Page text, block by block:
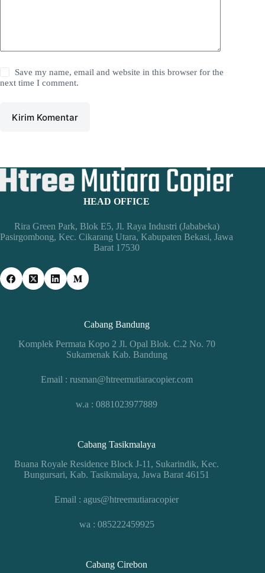
Save my name, email and website in this browser for the
next time I comment.
Kirim Komentar
HEAD OFFICE
Rira Green Park, Blok E5, Jl. Raya Industri (Jababeka)
Pasirgombong, Kec. Cikarang Utara, Kabupaten Bekasi, Jawa
Barat 17530
Cabang Bandung
Komplek Permata Kopo 2 Jl. Opal Blok. C.2 No. 70
Sukamenak Kab. Bandung
Email : rusman@htreemutiaracopier.com
w.a : 0881023977889
Cabang Tasikmalaya
Buana Royale Residence Block J-11, Sukarindik, Kec.
Bungursari, Kab. Tasikmalaya, Jawa Barat 46151
Email : agus@htreemutiaracopier
wa : 085222459925
Cabang Cirebon